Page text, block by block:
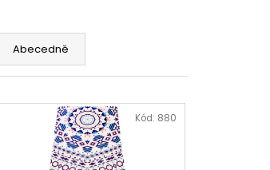
Abecedně
Kód: 880